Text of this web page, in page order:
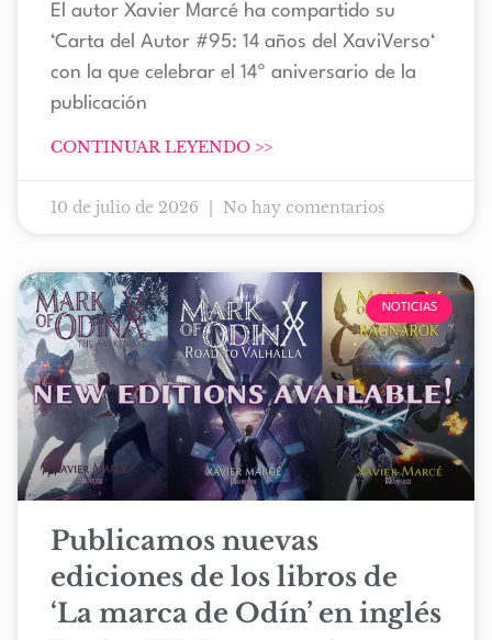
El autor Xavier Marcé ha compartido su
‘Carta del Autor #95: 14 años del XaviVerso‘
con la que celebrar el 14º aniversario de la
publicación
CONTINUAR LEYENDO >>
10 de julio de 2026 No hay comentarios
NOTICIAS
Publicamos nuevas
ediciones de los libros de
‘La marca de Odín’ en inglés